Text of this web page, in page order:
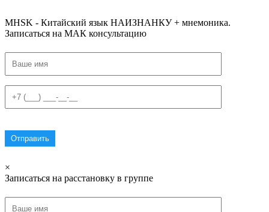
MHSK - Китайский язык НАИЗНАНКУ + мнемоника.
Записаться на МАК консультацию
×
Записаться на расстановку в группе